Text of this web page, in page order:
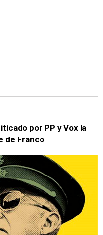
por PP y Vox la
de Franco